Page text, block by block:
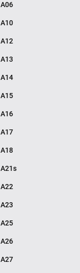
A06
A10
A12
A13
A14
A15
A16
A17
A18
A21s
A22
A23
A25
A26
A27